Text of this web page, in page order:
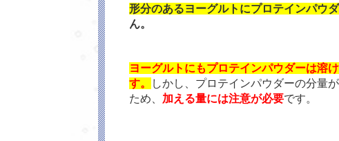
形分のあるヨーグルトにプロテインパウ
ん。
ヨーグルトにもプロテインパウダーは溶
す。
しかし、プロテインパウダーの分量
ため、 加える量には注意が必要です。